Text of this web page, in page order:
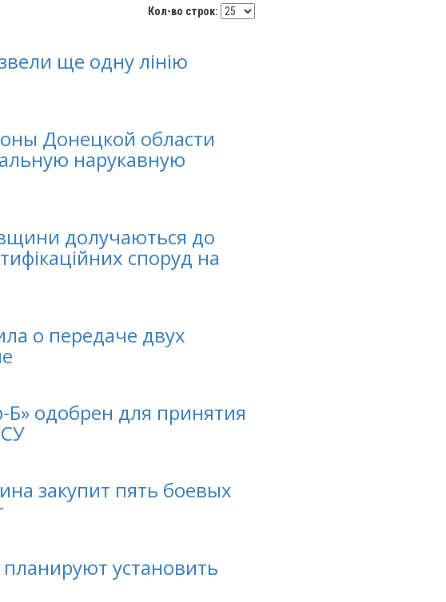
Кол-во строк:
ще одну лінію
Донецкой области
нарукавную
долучаються до
споруд на
о передаче двух
Б» одобрен для принятия
закупит пять боевых
установить